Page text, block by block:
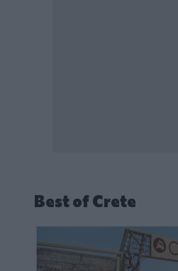
Best of Crete